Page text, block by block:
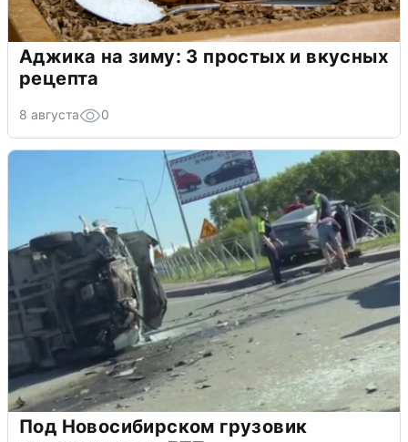
Аджика на зиму: 3 простых и вкусных
рецепта
8 августа 0
Под Новосибирском грузовик